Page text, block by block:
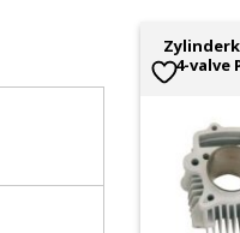
4-valve